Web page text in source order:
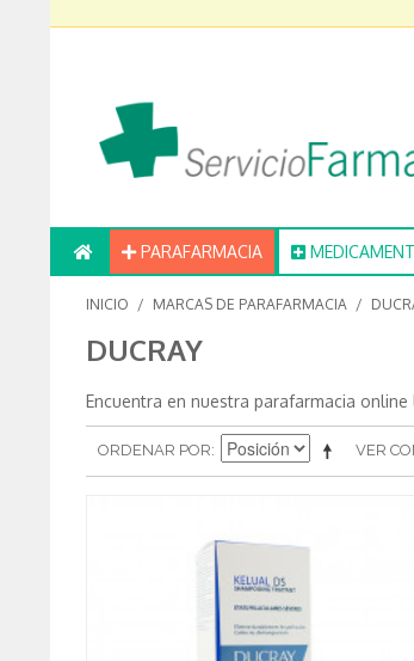
PARAFARMACIA
INICIO / MARCAS DE PARAFARMACIA /
DUCRAY
Encuentra en nuestra parafarmacia
VER
ORDENAR POR